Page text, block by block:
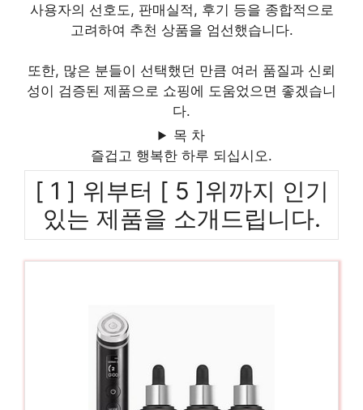
사용자의 선호도, 판매실적, 후기 등을 종합적으로
고려하여 추천 상품을 엄선했습니다.
또한, 많은 분들이 선택했던 만큼 여러 품질과 신뢰
성이 검증된 제품으로 쇼핑에 도움었으면 좋겠습니
다.
목 차
즐겁고 행복한 하루 되십시오.
[ 1 ] 위부터 [ 5 ]위까지 인기
있는 제품을 소개드립니다.